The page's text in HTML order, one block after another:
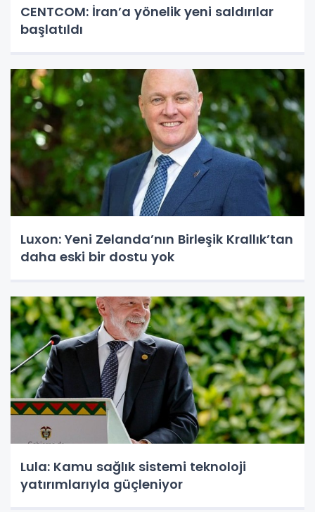
CENTCOM: İran’a yönelik yeni saldırılar
başlatıldı
Luxon: Yeni Zelanda’nın Birleşik Krallık’tan
daha eski bir dostu yok
Lula: Kamu sağlık sistemi teknoloji
yatırımlarıyla güçleniyor